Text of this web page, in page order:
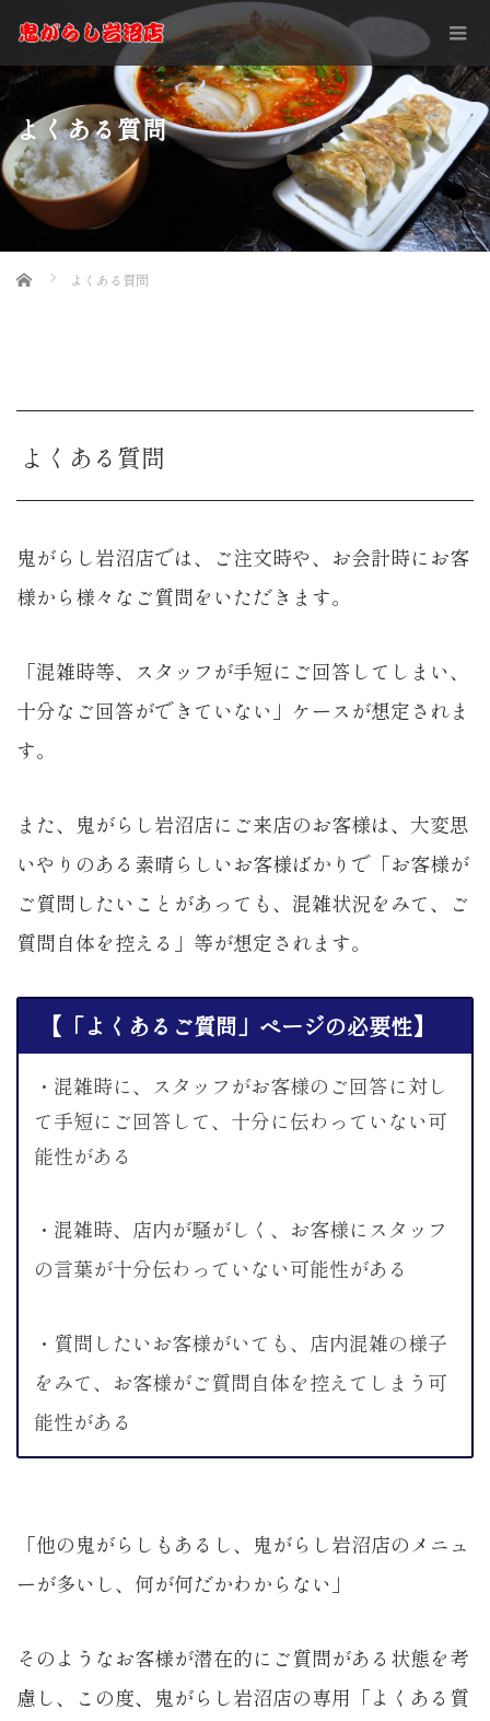
よくある質問
Home よくある質問
よくある質問
鬼がらし岩沼店では、ご注文時や、お会計時にお客
様から様々なご質問をいただきます。
「混雑時等、スタッフが手短にご回答してしまい、
十分なご回答ができていない 」ケースが想定されま
す。
また、鬼がらし岩沼店にご来店のお客様は、大変思
いやりのある素晴らしいお客様ばかりで「お客様が
ご質問したいことがあっても、混雑状況をみて、ご
質問自体を控える 」等が想定されます。
【「よくあるご質問」ページの必要性】
・混雑時に、スタッフがお客様のご回答に対し
て手短にご回答して、十分に伝わっていない可
能性がある
・混雑時、店内が騒がしく、お客様にスタッフ
の言葉が十分伝わっていない可能性がある
・質問したいお客様がいても、店内混雑の様子
をみて、お客様がご質問自体を控えてしまう可
能性がある
「他の鬼がらしもあるし、鬼がらし岩沼店のメニュ
ーが多いし、何が何だかわからない」
そのようなお客様が潜在的にご質問がある状態を考
慮し、この度、鬼がらし岩沼店の専用「よくある質